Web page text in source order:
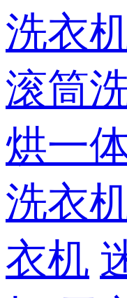
洗衣
滚筒
烘一
洗衣
衣机